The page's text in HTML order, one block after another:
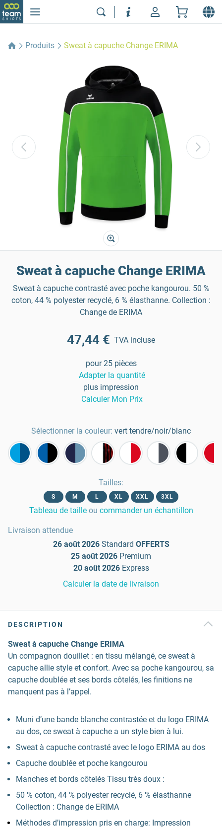
Produits Sweat à capuche Change ERIMA
Sweat à capuche Change ERIMA
Sweat à capuche contrasté avec poche kangourou. 50 %
coton, 44 % polyester recyclé, 6 % élasthanne. Collection :
Change de ERIMA
47,44 € TVA incluse
pour 25 pièces
Adapter la quantité
plus impression
Calculer Mon Prix
Sélectionner la couleur: vert tendre/noir/blanc
Tailles:
S M L XL XXL 3XL
Tableau de taille ou commander un échantillon
Livraison attendue
26 août 2026 Standard OFFERTS
25 août 2026 Premium
20 août 2026 Express
Calculer la date de livraison
DESCRIPTION
Sweat à capuche Change ERIMA
Un compagnon douillet : en tissu mélangé, ce sweat à
capuche allie style et confort. Avec sa poche kangourou, sa
capuche doublée et ses bords côtelés, les finitions ne
manquent pas à l’appel.
Muni d’une bande blanche contrastée et du logo ERIMA
au dos, ce sweat à capuche a un style bien à lui.
Sweat à capuche contrasté avec le logo ERIMA au dos
Capuche doublée et poche kangourou
Manches et bords côtelés Tissu très doux :
50 % coton, 44 % polyester recyclé, 6 % élasthanne
Collection : Change de ERIMA
Méthodes d’impression pris en charge: Impression